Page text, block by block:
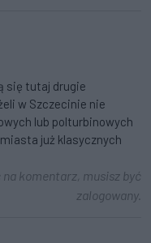
się tutaj drugie
w Szczecinie nie
lub polturbinowych
już klasycznych
komentarz, musisz być
zalogowany.